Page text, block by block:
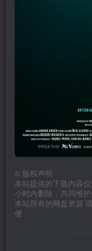
© 版权声明
本站提供的下载内容
小时内删除，共同维
本站所有的网盘资源
便